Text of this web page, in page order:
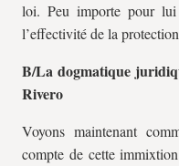
loi. Peu importe pour
l’effectivité de la
B/La dogmatique
Rivero
Voyons maintenant
compte de cette